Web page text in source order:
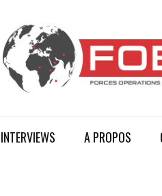
INTERVIEWS A PROPOS